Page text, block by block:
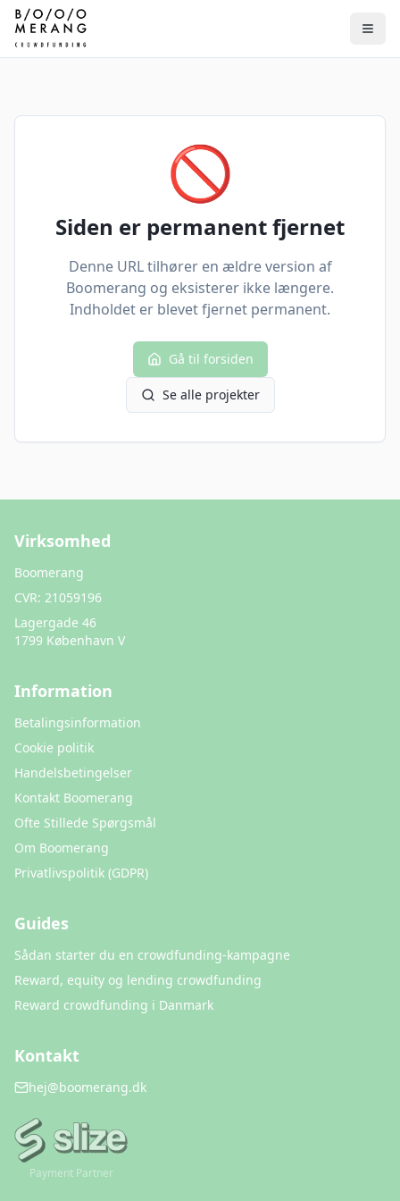
🚫
Siden er permanent fjernet
Denne URL tilhører en ældre version af
Boomerang og eksisterer ikke længere.
Indholdet er blevet fjernet permanent.
Gå til forsiden
Se alle projekter
Virksomhed
Boomerang
CVR: 21059196
Lagergade 46
1799 København V
Information
Betalingsinformation
Cookie politik
Handelsbetingelser
Kontakt Boomerang
Ofte Stillede Spørgsmål
Om Boomerang
Privatlivspolitik (GDPR)
Guides
Sådan starter du en crowdfunding-kampagne
Reward, equity og lending crowdfunding
Reward crowdfunding i Danmark
Kontakt
hej@boomerang.dk
Payment Partner